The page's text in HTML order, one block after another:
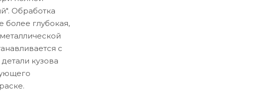
Обработка
более глубокая,
с
кузова